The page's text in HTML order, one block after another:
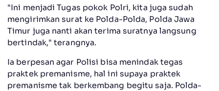
"Ini menjadi Tugas pokok Polri, kita juga sudah
mengirimkan surat ke Polda-Polda, Polda Jawa
Timur juga nanti akan terima suratnya langsung
bertindak," terangnya.
Ia berpesan agar Polisi bisa menindak tegas
praktek premanisme, hal ini supaya praktek
premanisme tak berkembang begitu saja. Polda-